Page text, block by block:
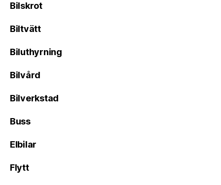
Bilskrot
Biltvätt
Biluthyrning
Bilvård
Bilverkstad
Buss
Elbilar
Flytt